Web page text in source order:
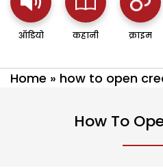
ऑडियो कहानी क्राइम
Home » how to open
How To